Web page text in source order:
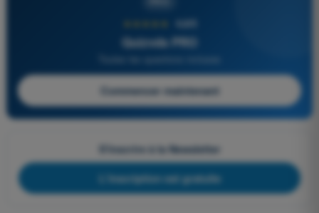
4,6/5
Quizvds PRO
Commencer maintenant
S'inscrire à la Newsletter
L'inscription est gratuite